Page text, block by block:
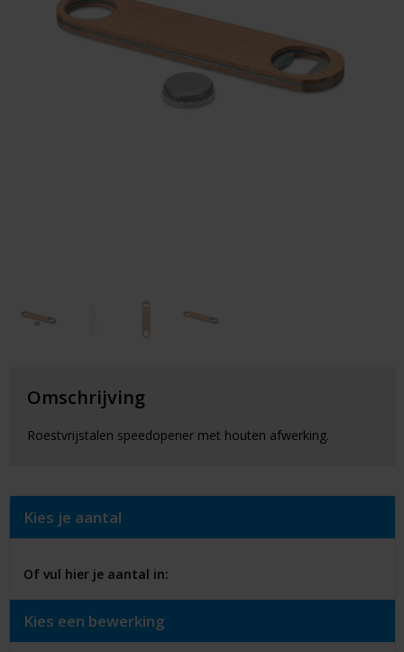
Huis & Lifestyle
Omschrijving
Roestvrijstalen speedopener met houten afwerking.
Kies je aantal
Of vul hier je aantal in:
Kies een bewerking